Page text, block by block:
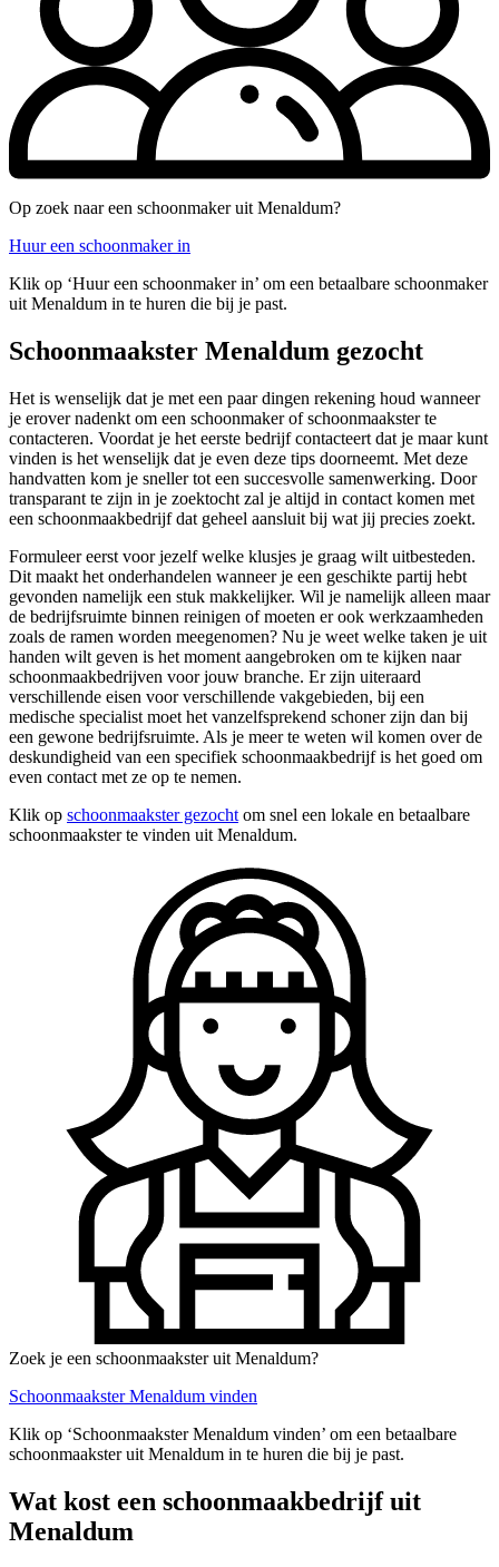
Op zoek naar een schoonmaker uit Menaldum?
Huur een schoonmaker in
Klik op ‘Huur een schoonmaker in’ om een betaalbare schoonmaker
uit Menaldum in te huren die bij je past.
Schoonmaakster Menaldum gezocht
Het is wenselijk dat je met een paar dingen rekening houd wanneer
je erover nadenkt om een schoonmaker of schoonmaakster te
contacteren. Voordat je het eerste bedrijf contacteert dat je maar kunt
vinden is het wenselijk dat je even deze tips doorneemt. Met deze
handvatten kom je sneller tot een succesvolle samenwerking. Door
transparant te zijn in je zoektocht zal je altijd in contact komen met
een schoonmaakbedrijf dat geheel aansluit bij wat jij precies zoekt.
Formuleer eerst voor jezelf welke klusjes je graag wilt uitbesteden.
Dit maakt het onderhandelen wanneer je een geschikte partij hebt
gevonden namelijk een stuk makkelijker. Wil je namelijk alleen maar
de bedrijfsruimte binnen reinigen of moeten er ook werkzaamheden
zoals de ramen worden meegenomen? Nu je weet welke taken je uit
handen wilt geven is het moment aangebroken om te kijken naar
schoonmaakbedrijven voor jouw branche. Er zijn uiteraard
verschillende eisen voor verschillende vakgebieden, bij een
medische specialist moet het vanzelfsprekend schoner zijn dan bij
een gewone bedrijfsruimte. Als je meer te weten wil komen over de
deskundigheid van een specifiek schoonmaakbedrijf is het goed om
even contact met ze op te nemen.
Klik op schoonmaakster gezocht om snel een lokale en betaalbare
schoonmaakster te vinden uit Menaldum.
Zoek je een schoonmaakster uit Menaldum?
Schoonmaakster Menaldum vinden
Klik op ‘Schoonmaakster Menaldum vinden’ om een betaalbare
schoonmaakster uit Menaldum in te huren die bij je past.
Wat kost een schoonmaakbedrijf uit
Menaldum